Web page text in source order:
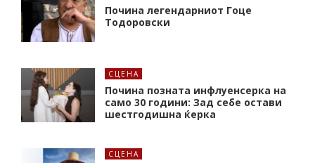
Почина легендарниот Гоце
Тодоровски
СЦЕНА
Почина позната инфлуенсерка на
само 30 години: Зад себе остави
шестгодишна ќерка
СЦЕНА